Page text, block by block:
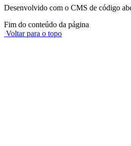
Desenvolvido com o CMS de código
Fim do conteúdo da página
Voltar para o topo